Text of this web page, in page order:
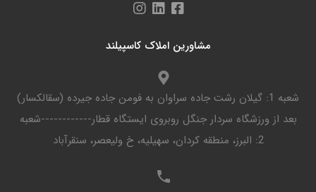
مشاورین املاک کاسپیلند
شعبه 1: گیلان رشت جاده سراوان به فومن جاده جیرده (سقالکسار)
بعد از ورزشگاه سردار جنگل روبروی ایستگاه قطار------------شعبه
2: البرز، منطقه کردان، سهیلیه، خ ولیعصر، سنقرآباد